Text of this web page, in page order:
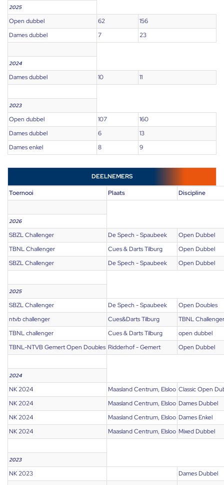
2025
Open dubbel 62
156
Dames dubbel
7 23
2024
Dames dubbel 10 11
2023
Open dubbel 107
160
Dames dubbel
6
13
Dames enkel
8 9
DEELNEMERS
Toernooi Plaats Discipline
2026
SBZL Challenger De Spech - Spaubeek
Open Dubbel
TBNL Challenger
Cues & Darts Tilburg
Open Dubbel
SBZL Challenger
De Spech - Spaubeek Open Dubbel
2025
SBZL Challenger De Spech - Spaubeek
Open Doubles
ntvb challenger
Cues&Darts Tilburg
TBNL Challenger
TBNL challenger
Cues & Darts Tilburg
open dubbel
TBNL-NTVB Gemert Open Doubles Ridderhof - Gemert Open Dubbel
2024
NK 2024 Maasland Centrum, Elsloo Classic Open
NK 2024
Maasland Centrum, Elsloo Dames Dubbel
NK 2024
Maasland Centrum, Elsloo Dames Enkel
NK 2024
Maasland Centrum, Elsloo Mixed Dubbel
2023
NK 2023
Dames Dubbel